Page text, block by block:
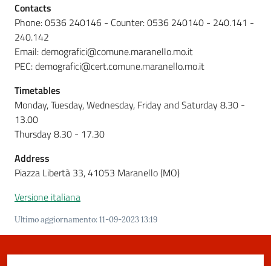
l
o
T
u
r
i
s
m
o
Tutti
gli
argomenti...
Contacts
Phone: 0536 240146 - Counter: 0536 240140 - 240.141 -
240.142
Email: demografici@comune.maranello.mo.it
PEC: demografici@cert.comune.maranello.mo.it
Timetables
Monday, Tuesday, Wednesday, Friday and Saturday 8.30 -
13.00
Thursday 8.30 - 17.30
Address
Piazza Libertà 33, 41053 Maranello (MO)
Versione italiana
Ultimo aggiornamento:11-09-2023 13:19